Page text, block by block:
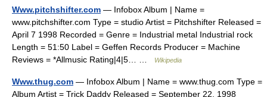
Www.pitchshifter.com — Infobox Album | Name =
www.pitchshifter.com Type = studio Artist = Pitchshifter Released =
April 7 1998 Recorded = Genre = Industrial metal Industrial rock
Length = 51:50 Label = Geffen Records Producer = Machine
Reviews = *Allmusic Rating|4|5… …
Wikipedia
Www.thug.com — Infobox Album | Name = www.thug.com Type =
Album Artist = Trick Daddy Released = September 22, 1998